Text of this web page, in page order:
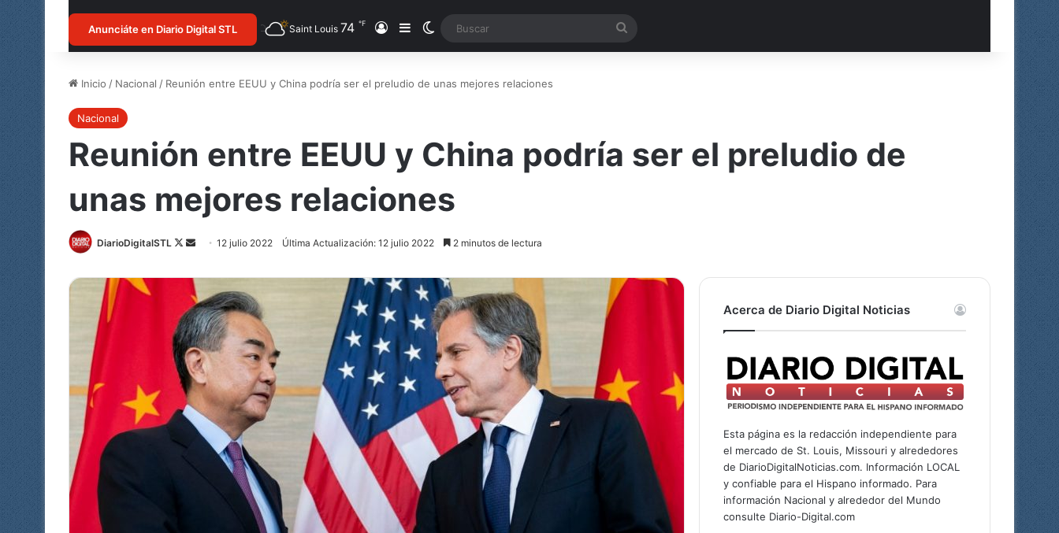
Anunciáte en Diario Digital STL Saint Louis 74 ℉ AccesoBarra lateral
Switch skin
Inicio / Nacional / Reunión entre EEUU y China podría ser el preludio de unas mejores relaciones
Nacional
Reunión entre EEUU y China podría ser el preludio de
unas mejores relaciones
DiarioDigitalSTL
Follow
X
Send
email
12 julio 2022 Última Actualización: 12 julio 2022 2 minutos de lectura
Acerca de Diario Digital Noticias
Esta página es la redacción independiente para
el mercado de St. Louis, Missouri y alrededores
de DiarioDigitalNoticias.com. Información LOCAL
y confiable para el Hispano informado. Para
información Nacional y alrededor del Mundo
consulte Diario-Digital.com